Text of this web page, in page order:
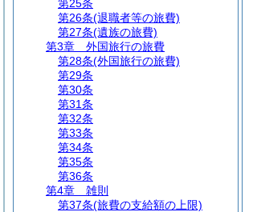
第25条
第26条(退職者等の旅費)
第27条(遺族の旅費)
第3章
外国旅行の旅費
第28条(外国旅行の旅費)
第29条
第30条
第31条
第32条
第33条
第34条
第35条
第36条
第4章
雑則
第37条(旅費の支給額の上限)